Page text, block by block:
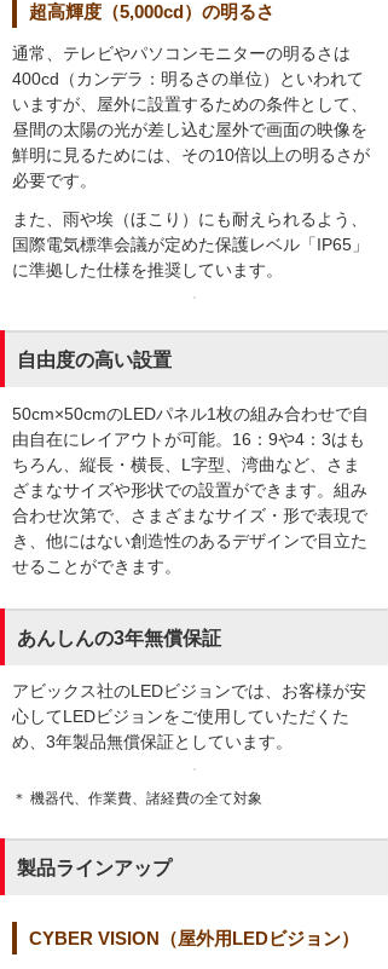
超高輝度（5,000cd）の明るさ
通常、テレビやパソコンモニターの明るさは
400cd（カンデラ：明るさの単位）といわれて
いますが、屋外に設置するための条件として、
昼間の太陽の光が差し込む屋外で画面の映像を
鮮明に見るためには、その10倍以上の明るさが
必要です。
また、雨や埃（ほこり）にも耐えられるよう、
国際電気標準会議が定めた保護レベル「IP65」
に準拠した仕様を推奨しています。
自由度の高い設置
50cm×50cmのLEDパネル1枚の組み合わせで自
由自在にレイアウトが可能。16：9や4：3はも
ちろん、縦長・横長、L字型、湾曲など、さま
ざまなサイズや形状での設置ができます。組み
合わせ次第で、さまざまなサイズ・形で表現で
き、他にはない創造性のあるデザインで目立た
せることができます。
あんしんの3年無償保証
アビックス社のLEDビジョンでは、お客様が安
心してLEDビジョンをご使用していただくた
め、3年製品無償保証としています。
＊ 機器代、作業費、諸経費の全て対象
製品ラインアップ
CYBER VISION（屋外用LEDビジョン）